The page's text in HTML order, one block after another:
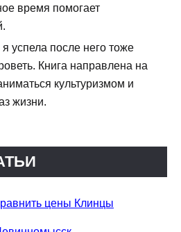
время помогает
успела после него тоже
Книга направлена на
культуризмом и
жизни.
цены Клинцы